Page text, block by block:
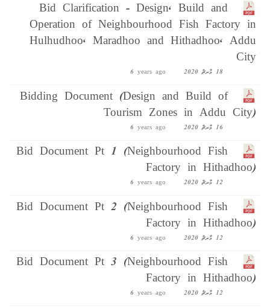
Bid Clarification - Design, Build and
Operation of Neighbourhood Fish Factory in
Hulhudhoo, Maradhoo and Hithadhoo, Addu
City
18 މާރޗް 2020 6 years ago
Bidding Document (Design and Build of
Tourism Zones in Addu City)
16 މާރޗް 2020 6 years ago
Bid Document Pt 1 (Neighbourhood Fish
Factory in Hithadhoo)
12 މާރޗް 2020 6 years ago
Bid Document Pt 2 (Neighbourhood Fish
Factory in Hithadhoo)
12 މާރޗް 2020 6 years ago
Bid Document Pt 3 (Neighbourhood Fish
Factory in Hithadhoo)
12 މާރޗް 2020 6 years ago